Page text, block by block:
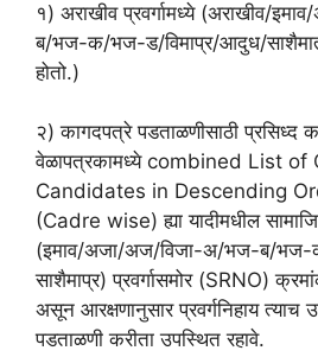
१) अराखीव प्रवर्गामध्ये (अराखीव/
ब/भज-क/भज-ड/विमाप्र/आदुध/
होतो.)
२) कागदपत्रे पडताळणीसाठी प्रसिध्द
वेळापत्रकामध्ये combined List of
Candidates in Descending
(Cadre wise) ह्या यादीमधील
(इमाव/अजा/अज/विजा-अ/भज-ब/
साशैमाप्र) प्रवर्गासमोर (SRNO)
असून आरक्षणानुसार प्रवर्गनिहाय त्याच
पडताळणी करीता उपस्थित रहावे.